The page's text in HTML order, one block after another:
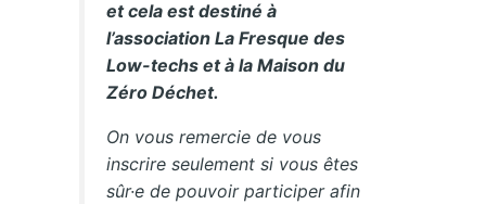
et cela est destiné à
l’association La Fresque des
Low-techs et à la Maison du
Zéro Déchet.
On vous remercie de vous
inscrire seulement si vous êtes
sûr·e de pouvoir participer afin